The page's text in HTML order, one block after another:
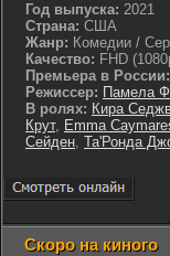
Год выпуска: 2021
Страна: США
Жанр: Комедии /
Качество: FHD
Премьера в России:
Режиссер: Памела
В ролях: Кира
Крут, Emma
Сейден, Та'Ронда
Скоро на киного